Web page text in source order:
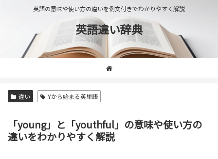
英語の意味や使い方の違いを例文付きでわかりやすく解説
英語違い辞典
違い Yから始まる英単語
「young」と「youthful」の意味や使い方の
違いをわかりやすく解説